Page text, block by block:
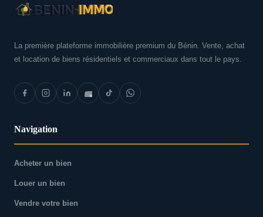
La première plateforme immobilière premium du Bénin. Vente, achat
et location de biens résidentiels et commerciaux dans tout le pays.
Navigation
Acheter un bien
Louer un bien
Vendre votre bien